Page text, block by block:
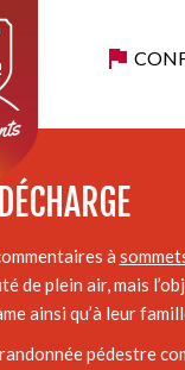
à
plein air, mais
ainsi qu’à leur
pédestre